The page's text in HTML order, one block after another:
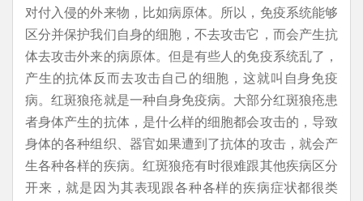
对付入侵的外来物，比如病原体。所以，免疫系统能够
区分并保护我们自身的细胞，不去攻击它，而会产生抗
体去攻击外来的病原体。但是有些人的免疫系统乱了，
产生的抗体反而去攻击自己的细胞，这就叫自身免疫
病。红斑狼疮就是一种自身免疫病。大部分红斑狼疮患
者身体产生的抗体，是什么样的细胞都会攻击的，导致
身体的各种组织、器官如果遭到了抗体的攻击，就会产
生各种各样的疾病。红斑狼疮有时很难跟其他疾病区分
开来，就是因为其表现跟各种各样的疾病症状都很类